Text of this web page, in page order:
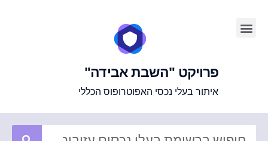
פרויקט "השבת אבידה"
איתור בעלי נכסי האפוטרופוס הכללי